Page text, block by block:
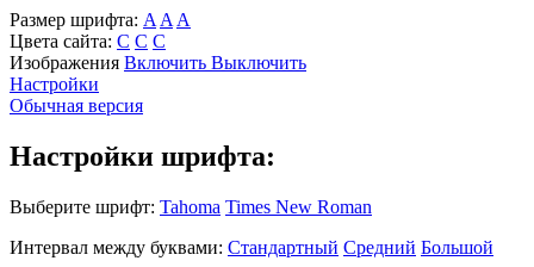
Размер шрифта: A A A
Цвета сайта: С С С
Изображения Включить Выключить
Настройки
Обычная версия
Настройки шрифта:
Выберите шрифт: Tahoma Times New Roman
Интервал между буквами: Стандартный Средний Большой